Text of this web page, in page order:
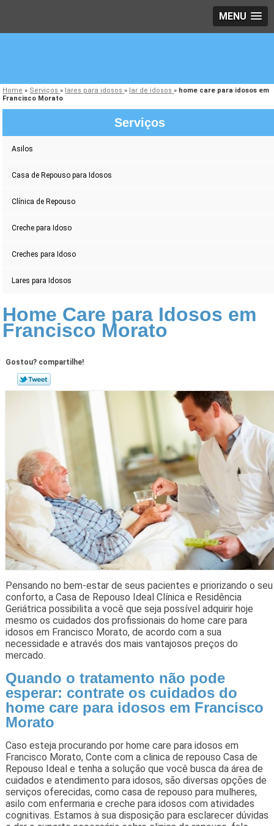
MENU
Home » Serviços» lares para idosos» lar de idosos» home care para idosos em
Francisco Morato
Serviços
Asilos
Casa de Repouso para Idosos
Clínica de Repouso
Creche para Idoso
Creches para Idoso
Lares para Idosos
Home Care para Idosos em
Francisco Morato
Gostou? compartilhe!
Pensando no bem-estar de seus pacientes e priorizando o seu
conforto, a Casa de Repouso Ideal Clínica e Residência
Geriátrica possibilita a você que seja possível adquirir hoje
mesmo os cuidados dos profissionais do home care para
idosos em Francisco Morato, de acordo com a sua
necessidade e através dos mais vantajosos preços do
mercado.
Quando o tratamento não pode
esperar: contrate os cuidados do
home care para idosos em Francisco
Morato
Caso esteja procurando por home care para idosos em
Francisco Morato, Conte com a clinica de repouso Casa de
Repouso Ideal e tenha a solução que você busca da área de
cuidados e atendimento para idosos, são diversas opções de
serviços oferecidas, como casa de repouso para mulheres,
asilo com enfermaria e creche para idosos com atividades
cognitivas. Estamos à sua disposição para esclarecer dúvidas